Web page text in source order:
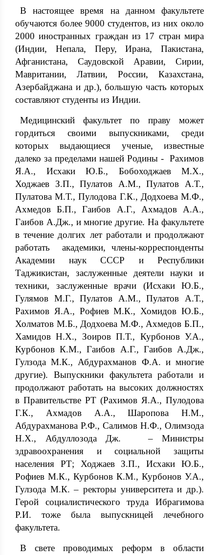
В настоящее время на данном факультете
обучаются более 9000 студентов, из них около
2000 иностранных граждан из 17 стран мира
(Индии, Непала, Перу, Ирана, Пакистана,
Афганистана, Саудовской Аравии, Сирии,
Мавритании, Латвии, России, Казахстана,
Азербайджана и др.), большую часть которых
составляют студенты из Индии.
Медицинский факультет по праву может
гордиться своими выпускниками, среди
которых выдающиеся ученые, известные
далеко за пределами нашей Родины - Рахимов
Я.А., Исхаки Ю.Б., Бобоходжаев М.Х.,
Ходжаев З.П., Пулатов А.М., Пулатов А.Т.,
Пулатова М.Т., Пулодова Г.К., Додхоева М.Ф.,
Ахмедов Б.П., Гаибов А.Г., Ахмадов А.А.,
Гаибов А.Дж., и многие другие. На факультете
в течение долгих лет работали и продолжают
работать академики, члены-корреспонденты
Академии наук СССР и Республики
Таджикистан, заслуженные деятели науки и
техники, заслуженные врачи (Исхаки Ю.Б.,
Гулямов М.Г., Пулатов А.М., Пулатов А.Т.,
Рахимов Я.А., Рофиев М.К., Хомидов Ю.Б.,
Холматов М.Б., Додхоева М.Ф., Ахмедов Б.П.,
Хамидов Н.Х., Зоиров П.Т., Курбонов У.А.,
Курбонов К.М., Гаибов А.Г., Гаибов А.Дж.,
Гулзода М.К., Абдурахманов Ф.А. и многие
другие). Выпускники факультета работали и
продолжают работать на высоких должностях
в Правительстве РТ (Рахимов Я.А., Пулодова
Г.К., Ахмадов А.А., Шаропова Н.М.,
Абдурахманова Р.Ф., Салимов Н.Ф., Олимзода
Н.Х., Абдуллозода Дж. – Министры
здравоохранения и социальной защиты
населения РТ; Ходжаев З.П., Исхаки Ю.Б.,
Рофиев М.К., Курбонов К.М., Курбонов У.А.,
Гулзода М.К. – ректоры университета и др.).
Герой социалистического труда Ибрагимова
Р.И. тоже была выпускницей лечебного
факультета.
В свете проводимых реформ в области